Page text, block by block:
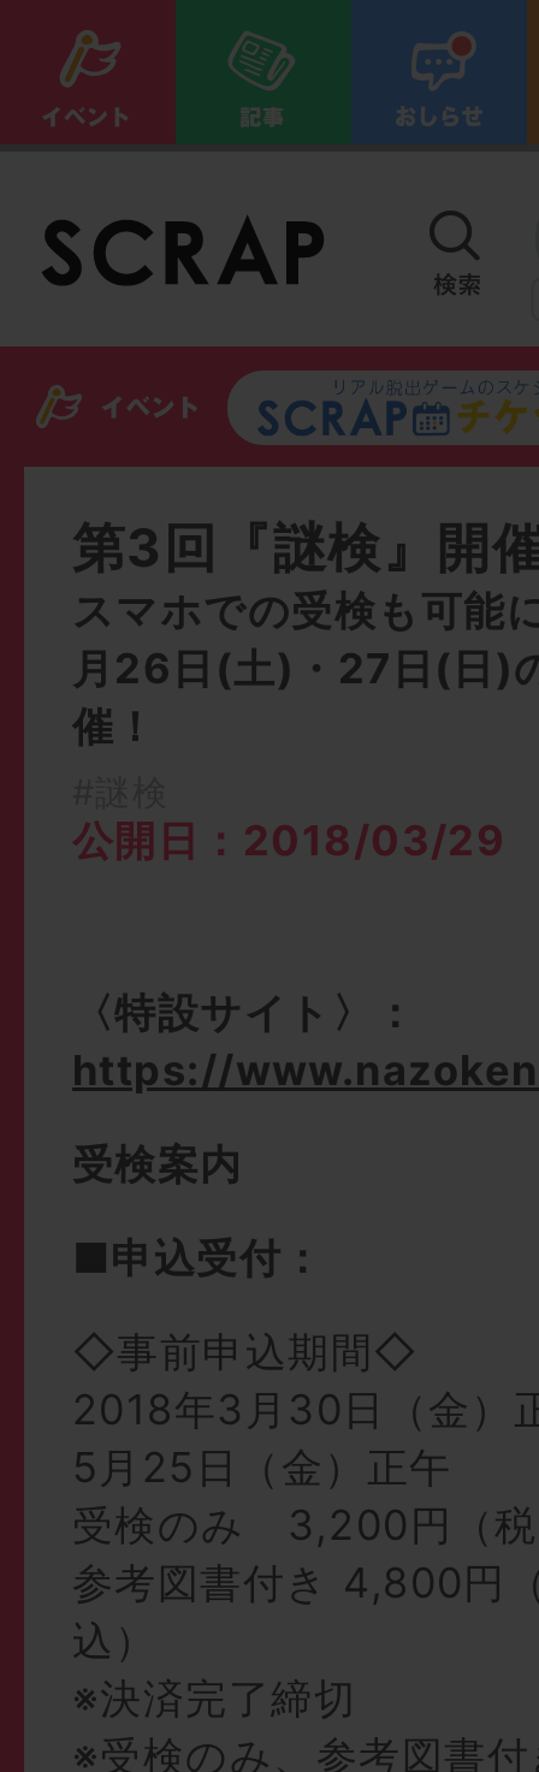
第3回『謎検』開
スマホでの受検も可能
月26日(土)・27日(日)
催！
公開日：2018/03/29
〈特設サイト〉：
https://
受検案内
■申込受付：
◇事前申込期間◇
2018年3月30日（金）
5月25日（金）正午
受検のみ 3,200円（
参考図書付き 4,800円
込）
※決済完了締切
※受検のみ、参考図書